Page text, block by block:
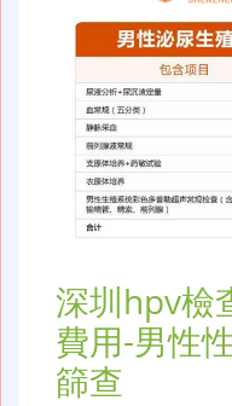
深圳hpv檢
費用-男性
篩查